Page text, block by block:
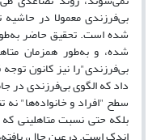
بی‌فرزندی معمولا در
شده است. تحقیق حاضر
شده، و به‌طور همزمان
بی‌فرزندی"را نیز کانون
داد که الگوی بی‌فرزندی در
سطح "افراد و خانواده‌ها" نه
بلکه حتی نسبت متاهلینی